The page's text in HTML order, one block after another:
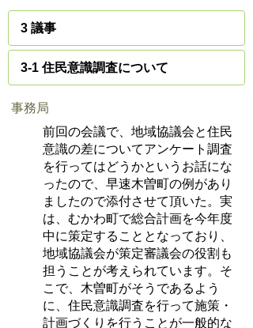
3 議事
3-1 住民意識調査について
事務局
前回の会議で、地域協議会と住民
意識の差についてアンケート調査
を行ってはどうかというお話にな
ったので、早速木曽町の例があり
ましたので添付させて頂いた。実
は、むかわ町で総合計画を今年度
中に策定することとなっており、
地域協議会が策定審議会の役割も
担うことが考えられています。そ
こで、木曽町がそうであるよう
に、住民意識調査を行って施策・
計画づくりを行うことが一般的な